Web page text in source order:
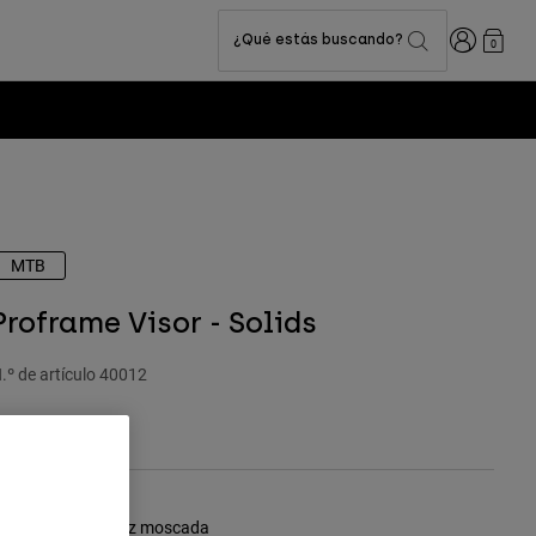
¿Qué estás buscando? Iniciar0
MTB
Visor - Solids
de artículo40012
Marrón nuez moscada